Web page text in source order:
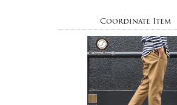
Coordinate Item